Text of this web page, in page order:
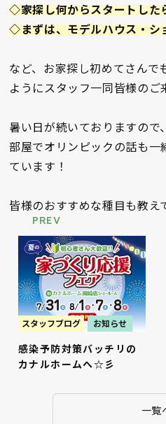
◇家探し何からスタートした
◇まずは、モデルハウス・シ
など、お家探し初めてさんで
ようにスタッフ一同皆様の
暑い日が続いておりますので
部屋でオリンピックの話も一
ています！
皆様のおすすめな種目も教え
PREV
スタッフブログ お知らせ
感染予防対策バッチリの
カナルホームへ☆彡
一覧